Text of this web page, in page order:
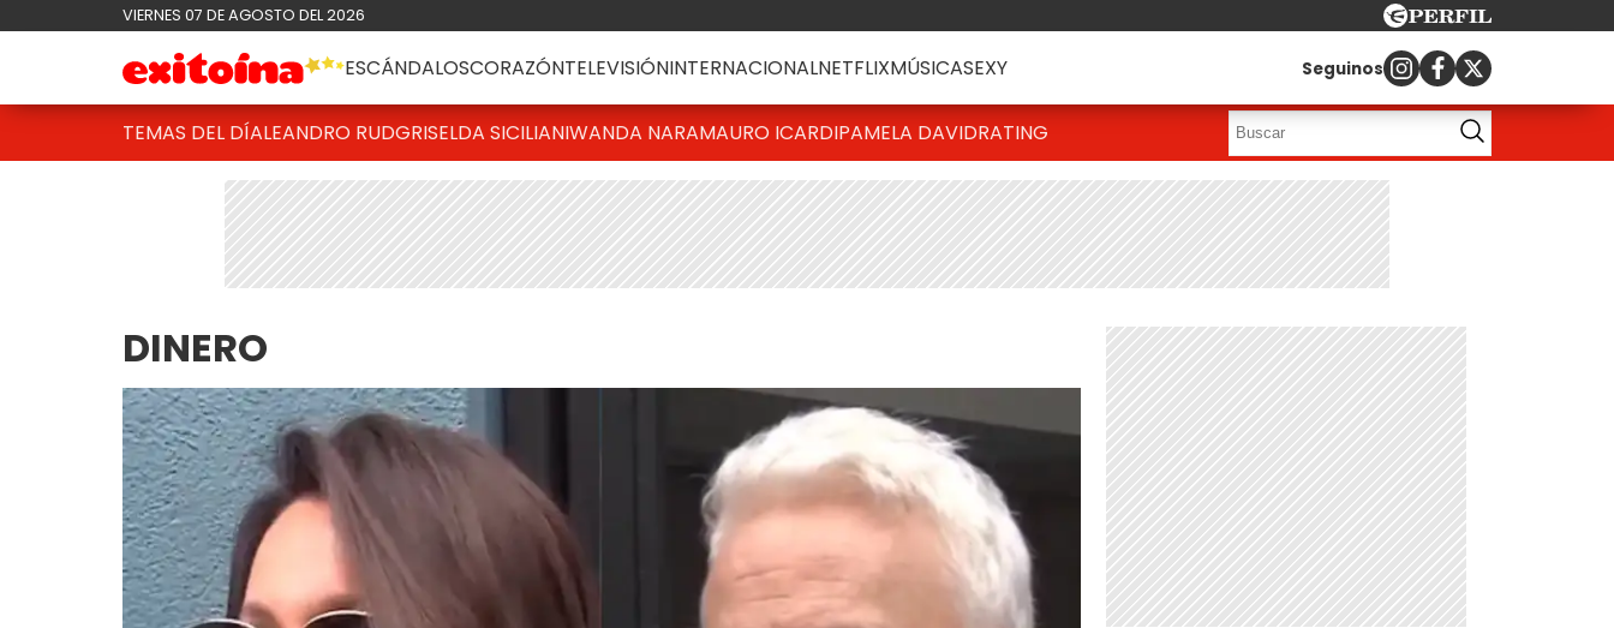
VIERNES 07 DE AGOSTO DEL 2026
ESCÁNDALOSCORAZÓNTELEVISIÓNINTERNACIONALNETFLIXMÚSICASEXY Seguinos
TEMAS DEL DÍALEANDRO RUDGRISELDA SICILIANIWANDA NARAMAURO ICARDIPAMELA DAVIDRATING
DINERO